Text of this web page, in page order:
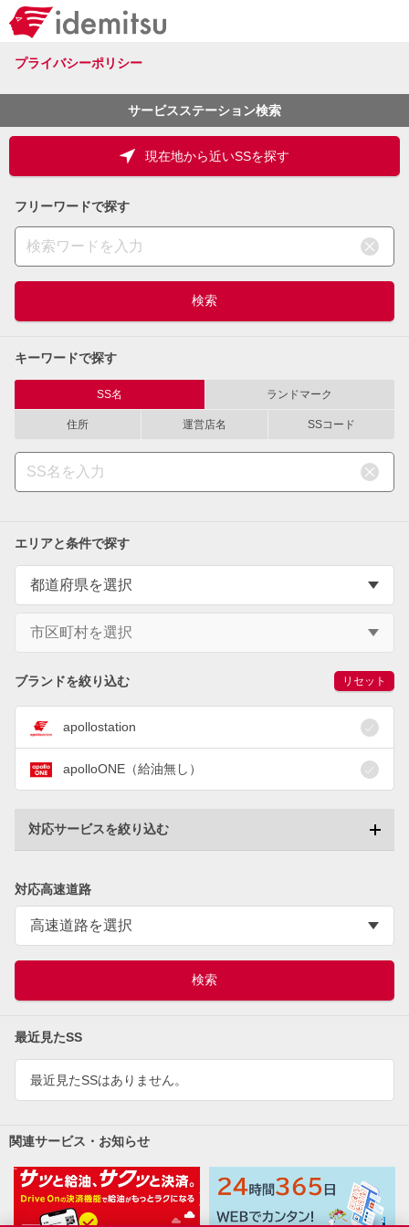
プライバシーポリシー
サービスステーション検索
現在地から近いSSを探す
フリーワードで探す
キーワードで探す
SS名 ランドマーク
住所 運営店名 SSコード
エリアと条件で探す
ブランドを絞り込む リセット
apollostation
apolloONE（給油無し）
対応サービスを絞り込む
対応高速道路
最近見たSS
最近見たSSはありません。
関連サービス・お知らせ